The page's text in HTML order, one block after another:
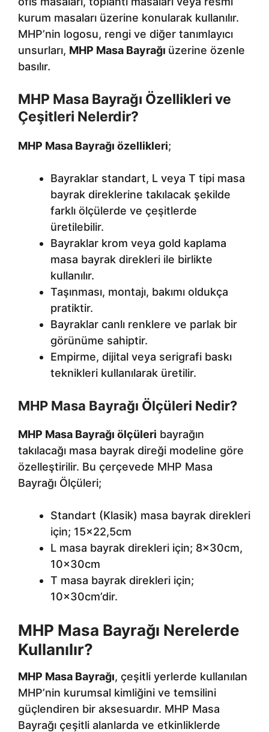
kurum masaları üzerine konularak kullanılır.
MHP’nin logosu, rengi ve diğer tanımlayıcı
unsurları, MHP Masa Bayrağı üzerine özenle
basılır.
MHP Masa Bayrağı Özellikleri ve
Çeşitleri Nelerdir?
MHP Masa Bayrağı özellikleri;
Bayraklar standart, L veya T tipi masa
bayrak direklerine takılacak şekilde
farklı ölçülerde ve çeşitlerde
üretilebilir.
Bayraklar krom veya gold kaplama
masa bayrak direkleri ile birlikte
kullanılır.
Taşınması, montajı, bakımı oldukça
pratiktir.
Bayraklar canlı renklere ve parlak bir
görünüme sahiptir.
Empirme, dijital veya serigrafi baskı
teknikleri kullanılarak üretilir.
MHP Masa Bayrağı Ölçüleri Nedir?
MHP Masa Bayrağı ölçüleri bayrağın
takılacağı masa bayrak direği modeline göre
özelleştirilir. Bu çerçevede MHP Masa
Bayrağı Ölçüleri;
Standart (Klasik) masa bayrak direkleri
için; 15×22,5cm
L masa bayrak direkleri için; 8x30cm,
10x30cm
T masa bayrak direkleri için;
10x30cm’dir.
MHP Masa Bayrağı Nerelerde
Kullanılır?
MHP Masa Bayrağı, çeşitli yerlerde kullanılan
MHP’nin kurumsal kimliğini ve temsilini
güçlendiren bir aksesuardır. MHP Masa
Bayrağı çeşitli alanlarda ve etkinliklerde